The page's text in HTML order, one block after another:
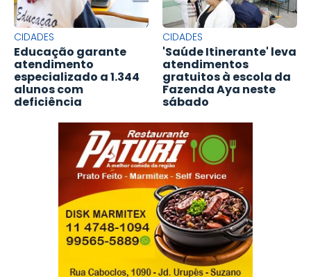
CIDADES
Educação garante
atendimento
especializado a 1.344
alunos com
deficiência
CIDADES
'Saúde Itinerante' leva
atendimentos
gratuitos à escola da
Fazenda Aya neste
sábado